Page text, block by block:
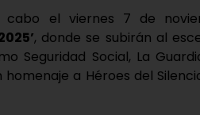
cabo el viernes 7 de
, donde se subirán al
Seguridad Social, La
a Héroes del